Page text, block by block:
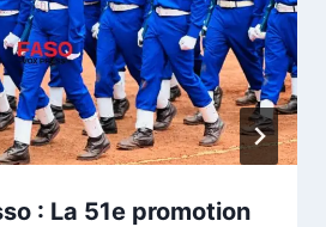
: La 51e promotion